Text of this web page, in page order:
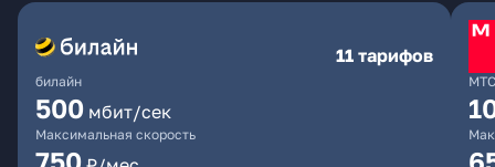
билайн
11 тарифов
500 мбит/сек
Максимальная скорость
МТС